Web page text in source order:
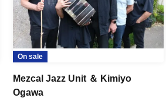
On sale
Mezcal Jazz Unit ＆ Kimiyo
Ogawa